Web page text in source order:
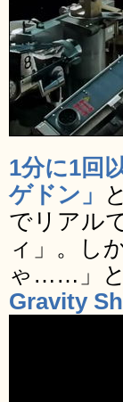
1分に1回
ゲドン」
でリアル
ィ」。し
ゃ……」と
Gravity